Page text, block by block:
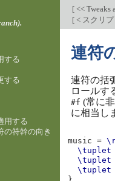
[ << Tweaks
[ < スクリ
連符
連符の括
ロールす
#f (常に
に相当し
music =
\tuplet
\tuplet
\tuplet
する
する
用する
の符幹の向き